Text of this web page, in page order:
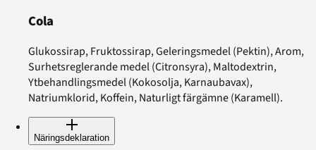
Cola
Glukossirap, Fruktossirap, Geleringsmedel (Pektin), Arom,
Surhetsreglerande medel (Citronsyra), Maltodextrin,
Ytbehandlingsmedel (Kokosolja, Karnaubavax),
Natriumklorid, Koffein, Naturligt färgämne (Karamell).
Näringsdeklaration